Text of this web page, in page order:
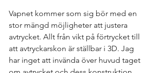
Vapnet kommer som sig bör med en
stor mängd möjligheter att justera
avtrycket. Allt från vikt på förtrycket till
att avtryckarskon är ställbar i 3D. Jag
har inget att invända över huvud taget